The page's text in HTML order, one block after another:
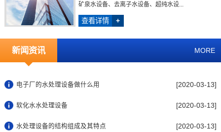
矿泉水设备、去离子水设备、超纯水设...
查看详情 +
新闻资讯 MORE
电子厂的水处理设备做什么用 [2020-03-13]
软化水水处理设备 [2020-03-13]
水处理设备的结构组成及其特点 [2020-03-13]